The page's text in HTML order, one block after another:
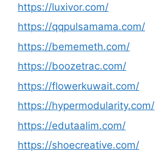
https://luxivor.com/
https://qqpulsamama.com/
https://bememeth.com/
https://boozetrac.com/
https://flowerkuwait.com/
https://hypermodularity.com/
https://edutaalim.com/
https://shoecreative.com/